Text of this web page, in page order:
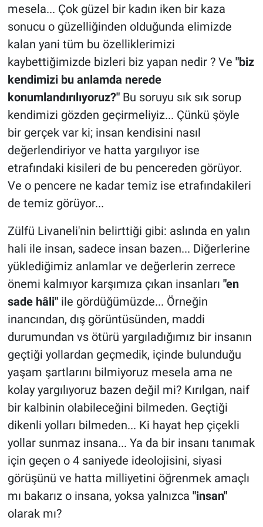
mesela... Çok güzel bir kadın iken bir kaza
sonucu o güzelliğinden olduğunda elimizde
kalan yani tüm bu özelliklerimizi
kaybettiğimizde bizleri biz yapan nedir ? Ve "biz
kendimizi bu anlamda nerede
konumlandırılıyoruz?"Bu soruyu sık sık sorup
kendimizi gözden geçirmeliyiz... Çünkü şöyle
bir gerçek var ki; insan kendisini nasıl
değerlendiriyor ve hatta yargılıyor ise
etrafındaki kisileri de bu pencereden görüyor.
Ve o pencere ne kadar temiz ise etrafındakileri
de temiz görüyor...
Zülfü Livaneli'nin belirttiği gibi: aslında en yalın
hali ile insan, sadece insan bazen... Diğerlerine
yüklediğimiz anlamlar ve değerlerin zerrece
önemi kalmıyor karşımıza çıkan insanları "en
sade hâli" ile gördüğümüzde... Örneğin
inancından, dış görüntüsünden, maddi
durumundan vs ötürü yargıladığımız bir insanın
geçtiği yollardan geçmedik, içinde bulunduğu
yaşam şartlarını bilmiyoruz mesela ama ne
kolay yargılıyoruz bazen değil mi? Kırılgan, naif
bir kalbinin olabileceğini bilmeden. Geçtiği
dikenli yolları bilmeden... Ki hayat hep çiçekli
yollar sunmaz insana... Ya da bir insanı tanımak
için geçen o 4 saniyede ideolojisini, siyasi
görüşünü ve hatta milliyetini öğrenmek amaçlı
mı bakarız o insana, yoksa yalnızca "insan"
olarak mı?